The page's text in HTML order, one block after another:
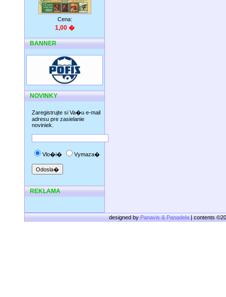
Cena:
1,00 �
BANNER
NOVINKY
Zaregistrujte si Va�u e-mail
adresu pre zasielanie
noviniek.
Vlo�i� Vymaza�
REKLAMA
designed byPanavis & Panadela| contents